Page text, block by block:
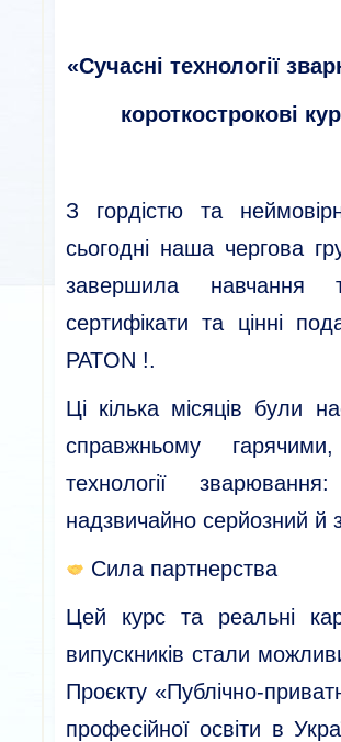
«Сучасні технології
короткострокові
З гордістю та
сьогодні наша чергова
завершила навчання
сертифікати та цінні
PATON !.
Ці кілька місяців були
справжньому
технології
надзвичайно серйозний й
Сила партнерства
Цей курс та реальні
випускників стали
Проєкту «Публічно-
професійної освіти в